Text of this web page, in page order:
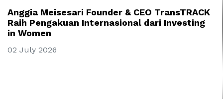
Anggia Meisesari Founder & CEO TransTRACK
Raih Pengakuan Internasional dari Investing
in Women
02 July 2026